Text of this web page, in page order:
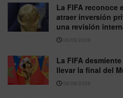
La FIFA reconoce
atraer inversión
una revisión
06/08/2026
La FIFA
llevar la final del
06/08/2026